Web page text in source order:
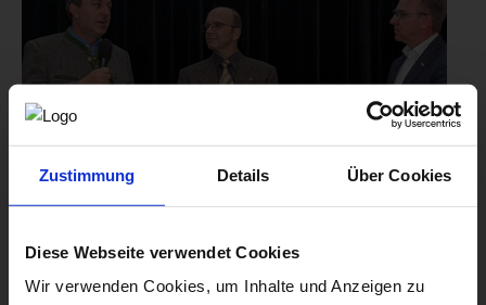
Zustimmung Details Über Cookies
Diese Webseite verwendet Cookies
Wir verwenden Cookies, um Inhalte und Anzeigen zu